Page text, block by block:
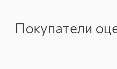
Покупатели